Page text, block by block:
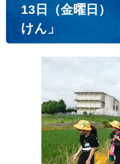
13日（金曜日）
けん」